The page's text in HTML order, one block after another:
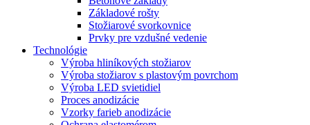
Základové rošty
Stožiarové svorkovnice
Prvky pre vzdušné vedenie
Technológie
Výroba hliníkových stožiarov
Výroba stožiarov s plastovým povrchom
Výroba LED svietidiel
Proces anodizácie
Vzorky farieb anodizácie